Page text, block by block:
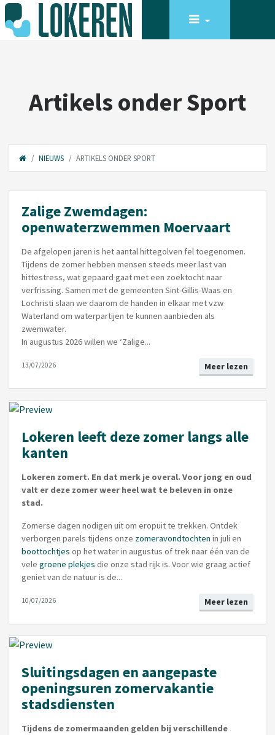
Artikels onder Sport
NIEUWS ARTIKELS ONDER SPORT
Zalige Zwemdagen:
openwaterzwemmen Moervaart
De afgelopen jaren is het aantal hittegolven fel toegenomen.
Tijdens de zomer hebben mensen steeds meer last van
hittestress, wat gepaard gaat met een zoektocht naar
verfrissing. Samen met de gemeenten Sint-Gillis-Waas en
Lochristi slaan we daarom de handen in elkaar met vzw
Waterland om waterpartijen te kunnen aanbieden als
zwemwater.
In augustus 2026 willen we ‘Zalige...
Meer lezen
13/07/2026
Lokeren leeft deze zomer langs alle
kanten
Lokeren zomert. En dat merk je overal. Voor jong en oud
valt er deze zomer weer heel wat te beleven in onze
stad.
Zomerse dagen nodigen uit om eropuit te trekken. Ontdek
verborgen parels tijdens onze zomeravondtochten in juli en
boottochtjes op het water in augustus of trek naar één van de
vele groene plekjes die onze stad rijk is. Voor wie graag actief
geniet van de natuur is de...
Meer lezen
10/07/2026
Sluitingsdagen en aangepaste
openingsuren zomervakantie
stadsdiensten
Tijdens de zomermaanden gelden bij verschillende